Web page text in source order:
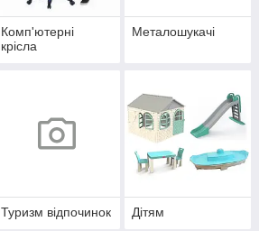
Комп'ютерні
крісла
Металошукачі
Туризм відпочинок Дітям